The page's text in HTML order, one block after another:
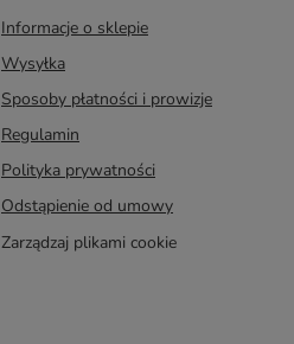
Informacje o sklepie
Wysyłka
Sposoby płatności i prowizje
Regulamin
Polityka prywatności
Odstąpienie od umowy
Zarządzaj plikami cookie